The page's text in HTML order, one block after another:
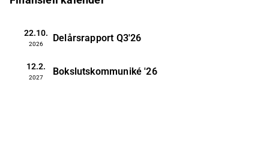
22.10.
2026
Delårsrapport Q3'26
12.2.
2027
Bokslutskommuniké '26